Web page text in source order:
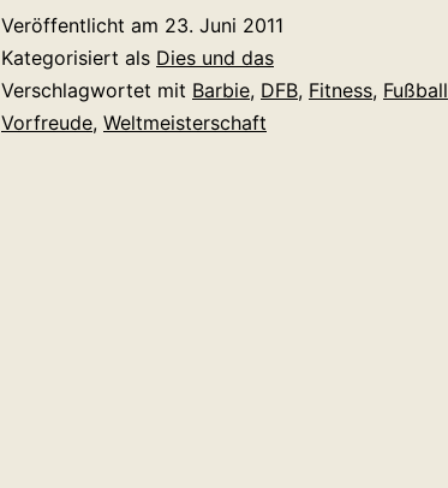
Veröffentlicht am 23. Juni 2011
Kategorisiert als Dies und das
Verschlagwortet mit Barbie, DFB, Fitness, Fußball
Vorfreude, Weltmeisterschaft